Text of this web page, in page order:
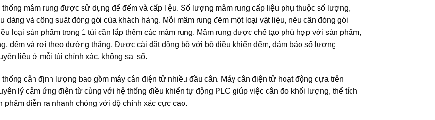
thống mâm rung được sử dụng để đếm và cấp liệu. Số lượng mâm rung cấp liệu phụ thuộc số lượng,
dáng và công suất đóng gói của khách hàng. Mỗi mâm rung đếm một loại vật liệu, nếu cần đóng gói
loại sản phẩm trong 1 túi cần lắp thêm các mâm rung. Mâm rung được chế tạo phù hợp với sản phẩm,
đếm và rơi theo đường thẳng. Được cài đặt đồng bộ với bộ điều khiển đếm, đảm bảo số lượng
liệu ở mỗi túi chính xác, không sai số.
thống cân định lượng bao gồm máy cân điện tử nhiều đầu cân. Máy cân điện tử hoạt động dựa trên
lý cảm ứng điện từ cùng với hệ thống điều khiển tự động PLC giúp việc cân đo khối lượng, thể tích
phẩm diễn ra nhanh chóng với độ chính xác cực cao.